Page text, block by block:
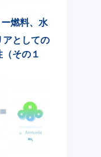
燃料、水
アとしての
その１